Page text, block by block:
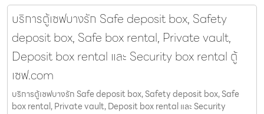
บริการตู้เซฟบางรัก Safe deposit box, Safety
deposit box, Safe box rental, Private vault,
Deposit box rental และ Security box rental ตู้
เซฟ.com
บริการตู้เซฟบางรัก Safe deposit box, Safety deposit box, Safe
box rental, Private vault, Deposit box rental และ Security